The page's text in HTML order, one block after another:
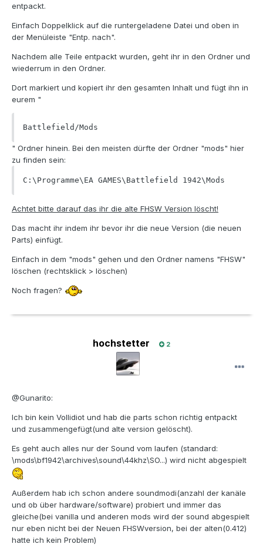
entpackt.
Einfach Doppelklick auf die runtergeladene Datei und oben in
der Menüleiste "Entp. nach".
Nachdem alle Teile entpackt wurden, geht ihr in den Ordner und
wiederrum in den Ordner.
Dort markiert und kopiert ihr den gesamten Inhalt und fügt ihn in
eurem "
Battlefield/Mods
" Ordner hinein. Bei den meisten dürfte der Ordner "mods" hier
zu finden sein:
C:\Programme\EA GAMES\Battlefield 1942\Mods
Achtet bitte darauf das ihr die alte FHSW Version löscht!
Das macht ihr indem ihr bevor ihr die neue Version (die neuen
Parts) einfügt.
Einfach in dem "mods" gehen und den Ordner namens "FHSW"
löschen (rechtsklick > löschen)
Noch fragen?
hochstetter 2
@Gunarito:
Ich bin kein Vollidiot und hab die parts schon richtig entpackt
und zusammengefügt(und alte version gelöscht).
Es geht auch alles nur der Sound vom laufen (standard:
\mods\bf1942\archives\sound\44khz\SO...) wird nicht abgespielt
Außerdem hab ich schon andere soundmodi(anzahl der kanäle
und ob über hardware/software) probiert und immer das
gleiche(bei vanilla und anderen mods wird der sound abgespielt
nur eben nicht bei der Neuen FHSWversion, bei der alten(0.412)
hatte ich kein Problem)